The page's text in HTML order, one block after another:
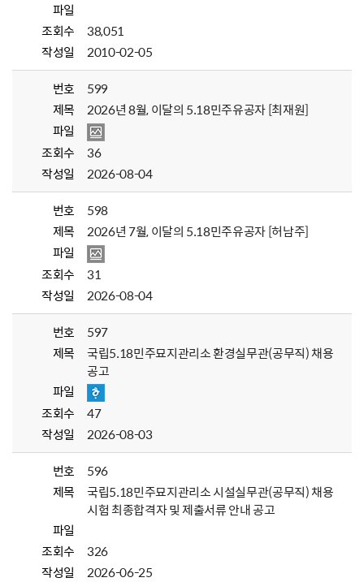
파일
조회수
38,051
작성일
2010-02-05
번호
599
제목
2026년 8월, 이달의 5.18민주유공자 [최재원]
파일
조회수
36
작성일
2026-08-04
번호
598
제목
2026년 7월, 이달의 5.18민주유공자 [허남주]
파일
조회수
31
작성일
2026-08-04
번호
597
제목
국립5.18민주묘지관리소 환경실무관(공무직) 채용
공고
파일
조회수
47
작성일
2026-08-03
번호
596
제목
국립5.18민주묘지관리소 시설실무관(공무직) 채용
시험 최종합격자 및 제출서류 안내 공고
파일
조회수
326
작성일
2026-06-25